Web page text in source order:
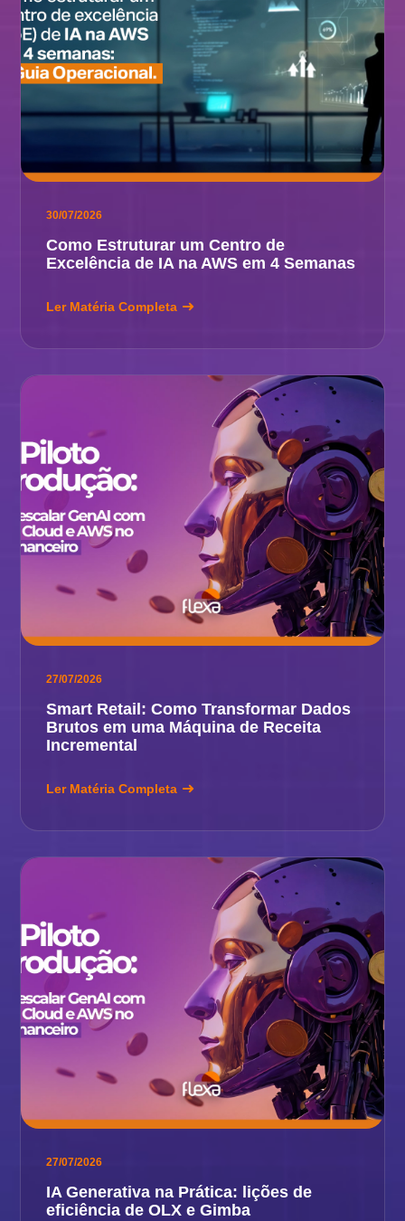
30/07/2026
Como Estruturar um Centro de
Excelência de IA na AWS em 4 Semanas
Ler Matéria Completa
27/07/2026
Smart Retail: Como Transformar Dados
Brutos em uma Máquina de Receita
Incremental
Ler Matéria Completa
27/07/2026
IA Generativa na Prática: lições de
eficiência de OLX e Gimba